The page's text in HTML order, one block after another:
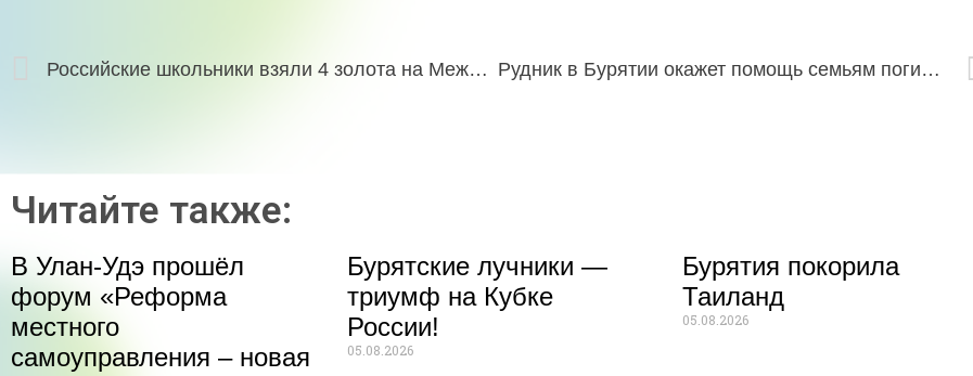
Российские школьники взяли 4 золота на Международной олимпиаде по биологии в Узбекистане Рудник в Бурятии окажет помощь семьям погибших при сходе лавины
Читайте также:
В Улан-Удэ прошёл
форум «Реформа
местного
самоуправления – новая
Бурятские лучники —
триумф на Кубке
России!
05.08.2026
Бурятия покорила
Таиланд
05.08.2026